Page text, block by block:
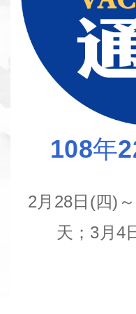
108年
2月28日(四)
天；3月4